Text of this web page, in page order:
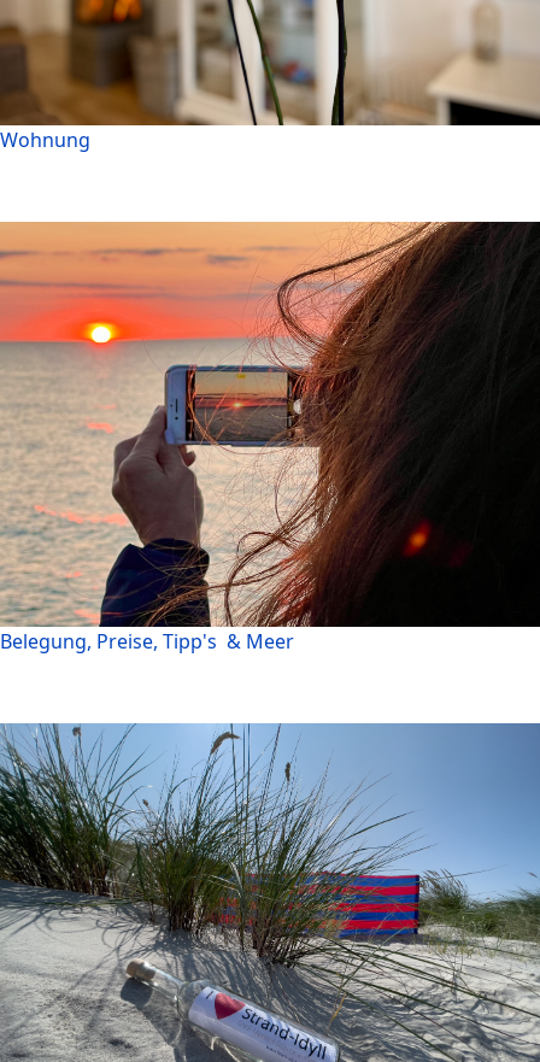
Wohnung
Belegung, Preise, Tipp's & Meer